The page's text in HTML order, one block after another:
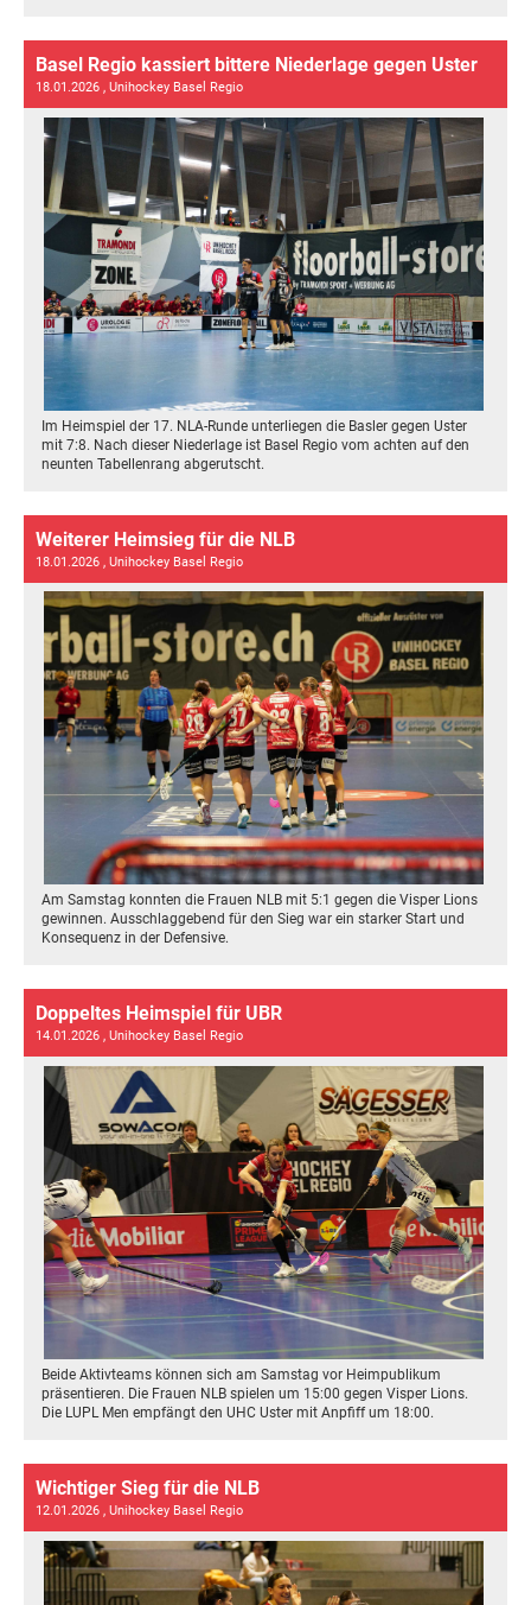
Basel Regio kassiert bittere Niederlage gegen Uster
18.01.2026 , Unihockey Basel Regio
Im Heimspiel der 17. NLA-Runde unterliegen die Basler gegen Uster
mit 7:8. Nach dieser Niederlage ist Basel Regio vom achten auf den
neunten Tabellenrang abgerutscht.
Weiterer Heimsieg für die NLB
18.01.2026 , Unihockey Basel Regio
Am Samstag konnten die Frauen NLB mit 5:1 gegen die Visper Lions
gewinnen. Ausschlaggebend für den Sieg war ein starker Start und
Konsequenz in der Defensive.
Doppeltes Heimspiel für UBR
14.01.2026 , Unihockey Basel Regio
Beide Aktivteams können sich am Samstag vor Heimpublikum
präsentieren. Die Frauen NLB spielen um 15:00 gegen Visper Lions.
Die LUPL Men empfängt den UHC Uster mit Anpfiff um 18:00.
Wichtiger Sieg für die NLB
12.01.2026 , Unihockey Basel Regio